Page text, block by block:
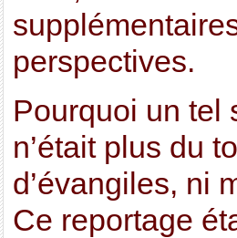
perspectives.
Pourquoi un tel
n’était plus du
d’évangiles, ni
Ce reportage